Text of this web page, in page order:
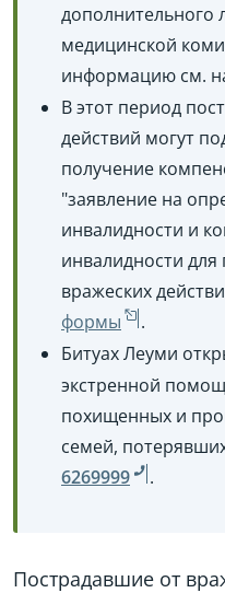
дополнительного
медицинской
информацию см.
В этот период
действий могут
получение
"заявление на
инвалидности и
инвалидности
вражеских
формы
.
Битуах Леуми
экстренной
похищенных и
семей,
6269999
.
Пострадавшие от